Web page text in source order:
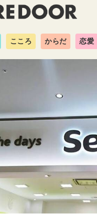
こころ からだ 恋愛